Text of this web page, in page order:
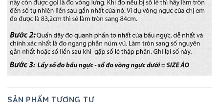
SẢN PHẨM TƯƠNG TỰ